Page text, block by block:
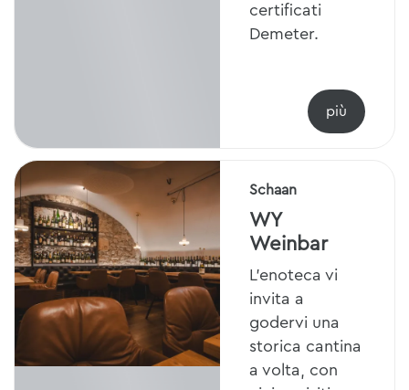
certificati
Demeter.
Schaan
WY
Weinbar
L'enoteca vi
invita a
godervi una
storica cantina
a volta, con